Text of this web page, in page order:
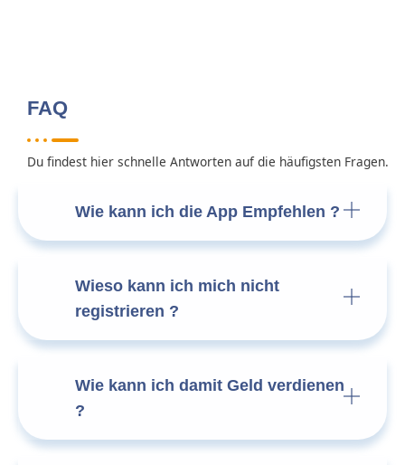
FAQ
Du findest hier schnelle Antworten auf die häufigsten Fragen.
Wie kann ich die App Empfehlen ?
Wieso kann ich mich nicht
registrieren ?
Wie kann ich damit Geld verdienen
?